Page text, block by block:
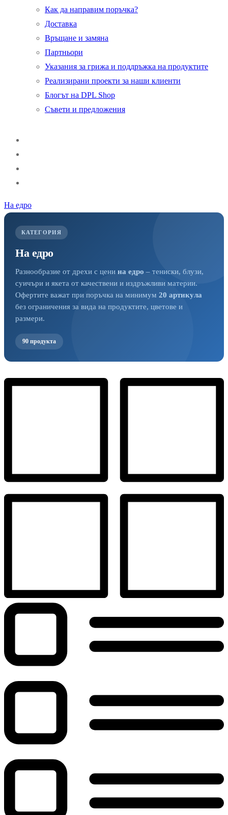
Как да направим поръчка?
Доставка
Връщане и замяна
Партньори
Указания за грижа и поддръжка на продуктите
Реализирани проекти за наши клиенти
Блогът на DPL Shop
Съвети и предложения
На едро
КАТЕГОРИЯ
На едро
Разнообразие от дрехи с цени на едро – тениски, блузи,
суичъри и якета от качествени и издръжливи материи.
Офертите важат при поръчка на минимум 20 артикула
без ограничения за вида на продуктите, цветове и
размери.
90 продукта